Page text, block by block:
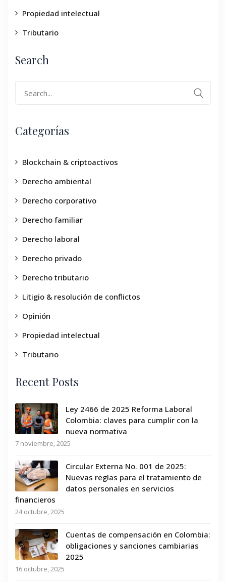
Propiedad intelectual
Tributario
Search
Categorías
Blockchain & criptoactivos
Derecho ambiental
Derecho corporativo
Derecho familiar
Derecho laboral
Derecho privado
Derecho tributario
Litigio & resolución de conflictos
Opinión
Propiedad intelectual
Tributario
Recent Posts
Ley 2466 de 2025 Reforma Laboral
Colombia: claves para cumplir con la
nueva normativa
7 noviembre, 2025
Circular Externa No. 001 de 2025:
Nuevas reglas para el tratamiento de
datos personales en servicios
financieros
24 octubre, 2025
Cuentas de compensación en Colombia:
obligaciones y sanciones cambiarias
2025
16 octubre, 2025